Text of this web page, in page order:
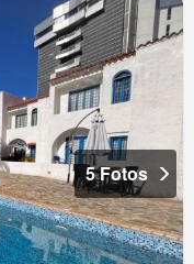
5 Fotos